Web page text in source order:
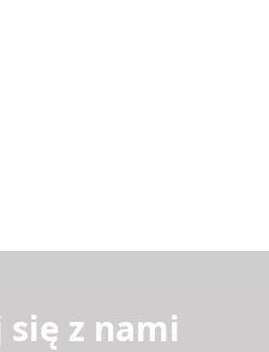
z nami